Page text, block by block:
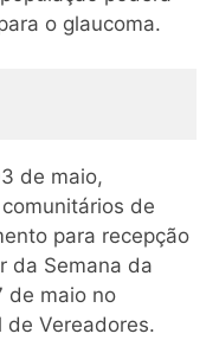
o glaucoma.
de maio,
de
para recepção
da Semana da
de maio no
de Vereadores.